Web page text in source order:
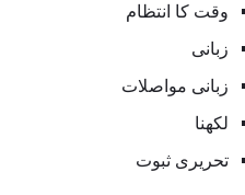
وقت کا انتظام
زبانی
زبانی مواصلات
لکھنا
تحریری ثبوت